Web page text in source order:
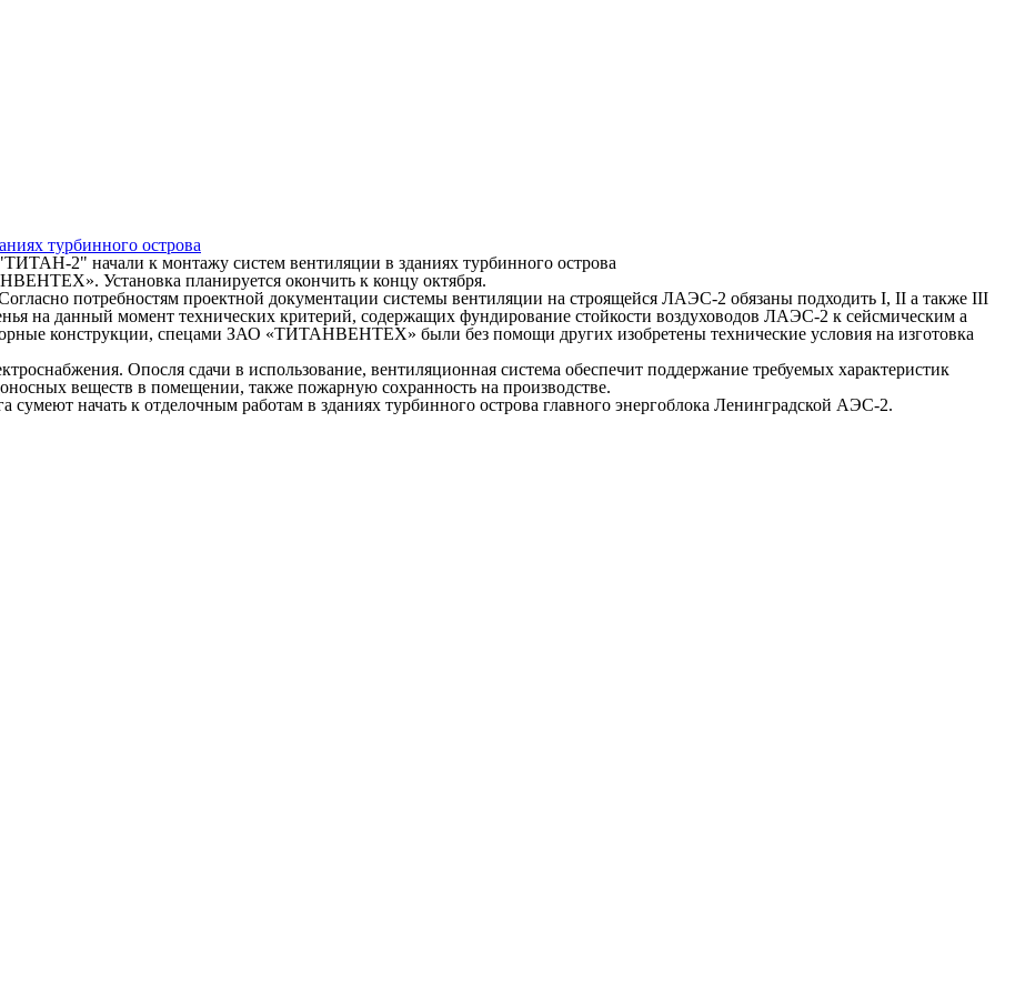
турбинного острова
Установка планируется окончить к концу октября.
потребностям проектной документации системы вентиляции на строящейся ЛАЭС-2 обязаны подходить I, II а также III
на данный момент технических критерий, содержащих фундирование стойкости воздуховодов ЛАЭС-2 к сейсмическим а
конструкции, спецами ЗАО «ТИТАНВЕНТЕХ» были без помощи других изобретены технические условия на изготовка
Опосля сдачи в использование, вентиляционная система обеспечит поддержание требуемых характеристик
веществ в помещении, также пожарную сохранность на производстве.
начать к отделочным работам в зданиях турбинного острова главного энергоблока Ленинградской АЭС-2.